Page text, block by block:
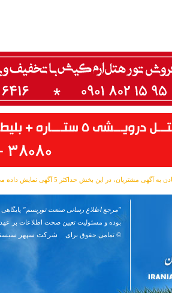
در این بخش حداکثر 5 آگهی نمایش داده می شود و از پذیرش تعداد آگهی بیشتر معذوریم.
"مرجع اطلاع رسانی صنعت توریسم"
بوده و مسئوليت تعیین صحت اطلاعات بر عهده
© تمامی حقوق برای
شرکت سپهر